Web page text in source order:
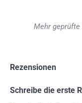
Mehr geprüfte
Rezensionen
Schreibe die erste